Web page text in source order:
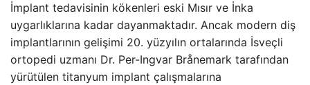
İmplant tedavisinin kökenleri eski Mısır ve İnka
uygarlıklarına kadar dayanmaktadır. Ancak modern diş
implantlarının gelişimi 20. yüzyılın ortalarında İsveçli
ortopedi uzmanı Dr. Per-Ingvar Brånemark tarafından
yürütülen titanyum implant çalışmalarına